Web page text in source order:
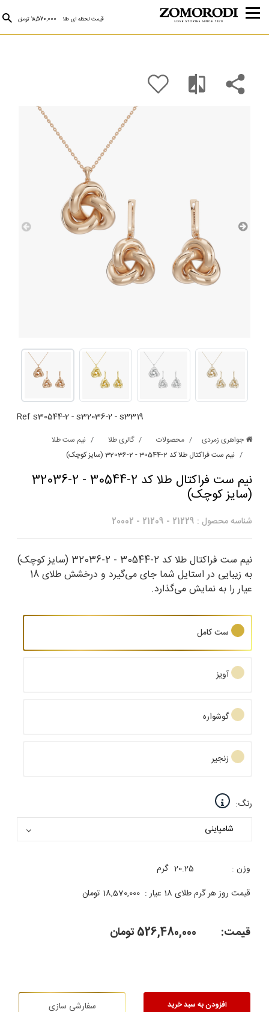
قیمت لحظه ای طلا 18,570,000 تومان
Refs30544-2-s32036-2-s3319
جواهری زمردی محصولات گالری طلا
نیم ست طلا
نیم ست فراکتال طلا کد 2-30544 - 2-32036 (سایز کوچک)
نیم ست فراکتال طلا کد 2-30544 - 2-32036
(سایز کوچک)
شناسه محصول : 21229
-
21209
-
20002
نیم ست فراکتال طلا کد 2-30544 - 2-32036 (سایز کوچک)
به زیبایی در استایل شما جای می‌گیرد و درخشش طلای 18
عیار را به نمایش می‌گذارد.
ست کامل
آویز
گوشواره
زنجیر
رنگ:
وزن : 20.25 گرم
قیمت روز هر گرم طلای 18 عیار :
18,570,000 تومان
قیمت: 526,480,000تومان
افزودن به سبد خرید سفارشی سازی